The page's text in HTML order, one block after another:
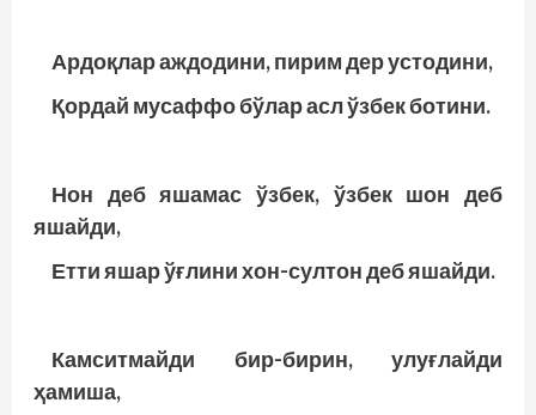
Ардоқлар аждодини, пирим дер устодини,
Қордай мусаффо бўлар асл ўзбек ботини.
Нон деб яшамас ўзбек, ўзбек шон деб
яшайди,
Етти яшар ўғлини хон-султон деб яшайди.
Камситмайди бир-бирин, улуғлайди
ҳамиша,